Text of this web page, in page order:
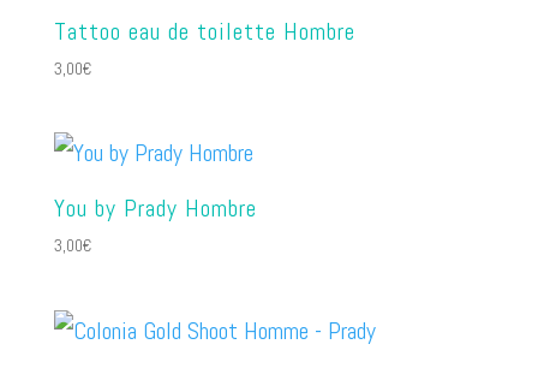
Tattoo eau de toilette Hombre
3,00€
You by Prady Hombre
3,00€